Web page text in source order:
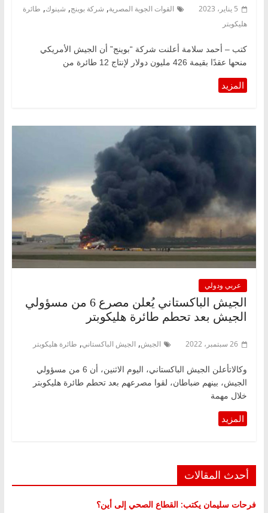
5 يناير، 2023 القوات الجوية المصرية, شركة بوينج, شينوك, طائرة
هليكوبتر
كتب – أحمد سلامة أعلنت شركة “بوينج” أن الجيش الأمريكي
منحها عقدًا بقيمة 426 مليون دولار لإنتاج 12 طائرة من
عربي ودولي
الجيش الباكستاني يُعلن مصرع 6 من مسؤولي
الجيش بعد تحطم طائرة هليكوبتر
26 سبتمبر، 2022 الجيش, الجيش الباكستاني, طائرة هليكوبتر
وكالاتأعلن الجيش الباكستاني، اليوم الاثنين، أن 6 من مسؤولي
الجيش، بينهم ضباطان، لقوا مصرعهم بعد تحطم طائرة هليكوبتر
خلال مهمة
أحدث المقالات
فرحات سليمان يكتب: القطاع الصحي إلى أين؟